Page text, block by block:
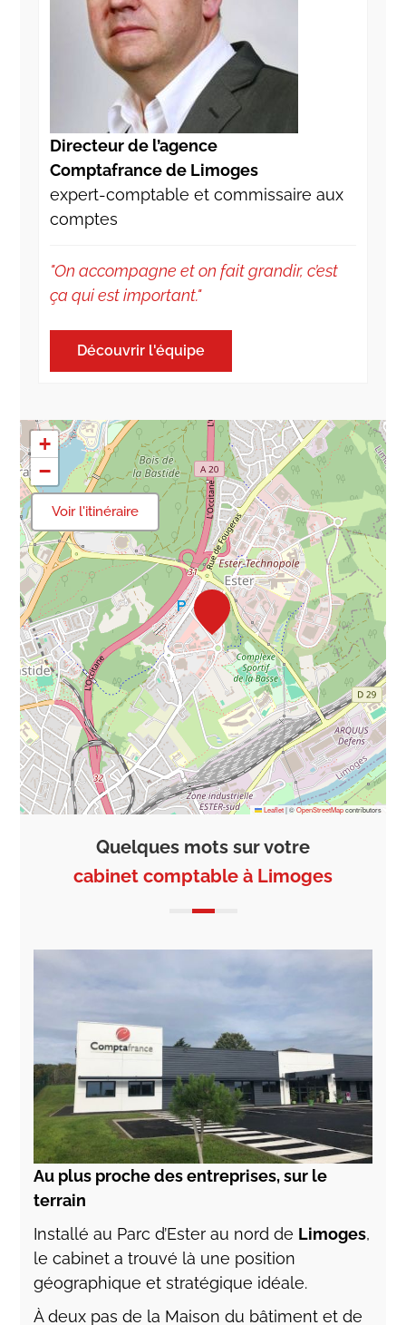
Directeur de l’agence
Comptafrance de Limoges
expert-comptable et commissaire aux
comptes
"On accompagne et on fait grandir, c’est
ça qui est important."
Découvrir l'équipe
Voir l'itinéraire
+
−
Leaflet |©OpenStreetMapcontributors
Quelques mots sur votre
cabinet comptable à Limoges
Au plus proche des entreprises, sur le
terrain
Installé au Parc d’Ester au nord de Limoges,
le cabinet a trouvé là une position
géographique et stratégique idéale.
À deux pas de la Maison du bâtiment et de